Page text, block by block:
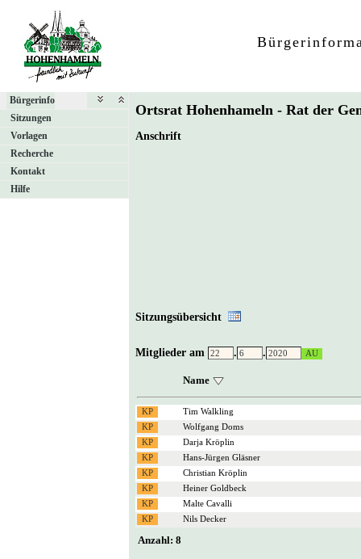
Bürgerinfo
Sitzungen
Vorlagen
Recherche
Kontakt
Hilfe
Ortsrat Hohenhameln - Rat der
Anschrift
Sitzungsübersicht
Mitglieder am . .
Name
Tim Walkling
Wolfgang Doms
Darja Kröplin
Hans-Jürgen Gläsner
Christian Kröplin
Heiner Goldbeck
Malte Cavalli
Nils Decker
Anzahl: 8